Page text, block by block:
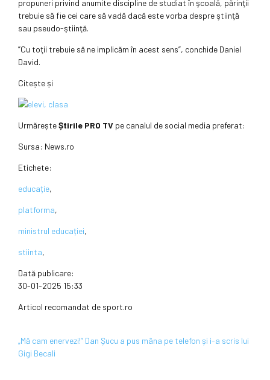
propuneri privind anumite discipline de studiat în şcoală, părinţii
trebuie să fie cei care să vadă dacă este vorba despre ştiinţă
sau pseudo-ştiinţă.
”Cu toţii trebuie să ne implicăm în acest sens”, conchide Daniel
David.
Citește și
UrmăreșteȘtirile PRO TV pe canalul de social media preferat:
Sursa: News.ro
Etichete:
educație,
platforma,
ministrul educației,
stiinta,
Dată publicare:
30-01-2025 15:33
Articol recomandat de sport.ro
„Mă cam enervezi!” Dan Șucu a pus mâna pe telefon și i-a scris lui
Gigi Becali